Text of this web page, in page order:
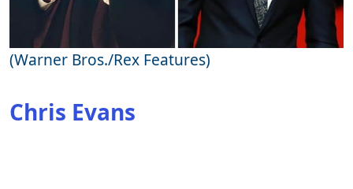
(Warner Bros./Rex Features)
Chris Evans